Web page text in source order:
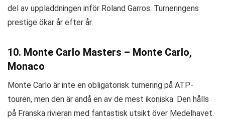
del av uppladdningen inför Roland Garros. Turneringens
prestige ökar år efter år.
10. Monte Carlo Masters – Monte Carlo,
Monaco
Monte Carlo är inte en obligatorisk turnering på ATP-
touren, men den är ändå en av de mest ikoniska. Den hålls
på Franska rivieran med fantastisk utsikt över Medelhavet.